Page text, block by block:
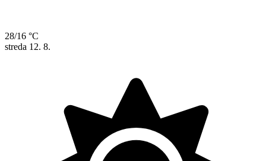
28/16 °C
streda 12. 8.